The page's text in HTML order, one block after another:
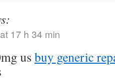
17 h 34 min
us buy generic